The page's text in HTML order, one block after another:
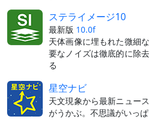
ステライメージ10
最新版 10.0f
天体画像に埋もれた微細
要なノイズは徹底的に除
る
星空ナビ
天文現象から最新ニュー
がうかぶ。不思議がいっ